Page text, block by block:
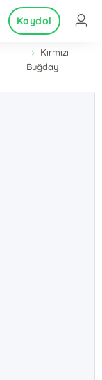
Kaydol
Kırmızı
Buğday